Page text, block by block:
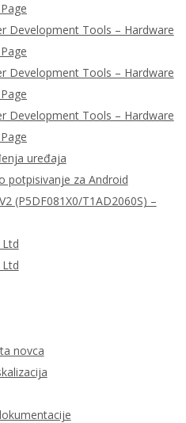
Development Tools – Hardware
Development Tools – Hardware
Development Tools – Hardware
uređaja
potpisivanje za Android
(P5DF081X0/T1AD2060S) –
novca